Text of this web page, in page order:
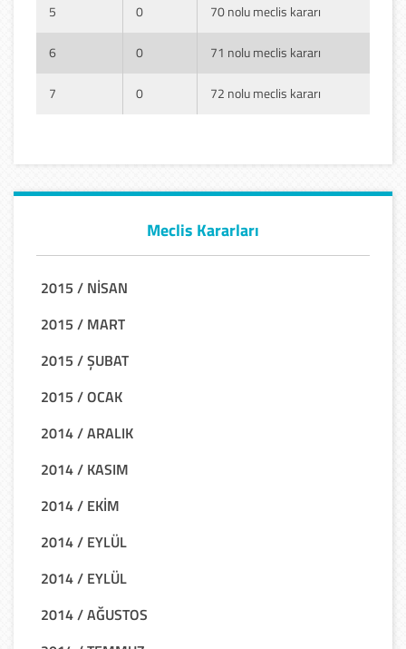
5 0 70 nolu meclis kararı
6 0 71 nolu meclis kararı
7 0 72 nolu meclis kararı
Meclis Kararları
2015 / NİSAN
2015 / MART
2015 / ŞUBAT
2015 / OCAK
2014 / ARALIK
2014 / KASIM
2014 / EKİM
2014 / EYLÜL
2014 / EYLÜL
2014 / AĞUSTOS